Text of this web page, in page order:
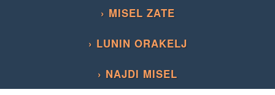
› MISEL ZATE
› LUNIN ORAKELJ
› NAJDI MISEL